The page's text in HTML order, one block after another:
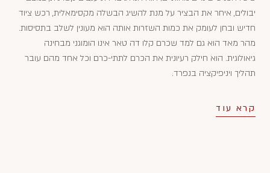
יבולים, איחר את הבציר על מנת להשיג הבשלה מקסימאלית, רכש ציוד
חדיש ובחן לעומק את כמות השזרות אותה הוא מעונין לשלב בתסיסות.
מהר מאד הוא גם למד שכרם קלו דה טאר אינו הומוגני מבחינה
גיאולוגית. הוא חילק רעיונית את הכרם לתתי-כרם וכל אחד מהם עובר
תהליך ויניפיקציה בנפרד.
קרא עוד